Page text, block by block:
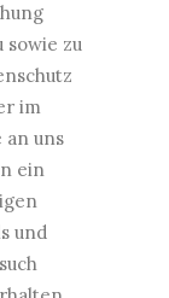
sowie zu
im
an uns
ein
und